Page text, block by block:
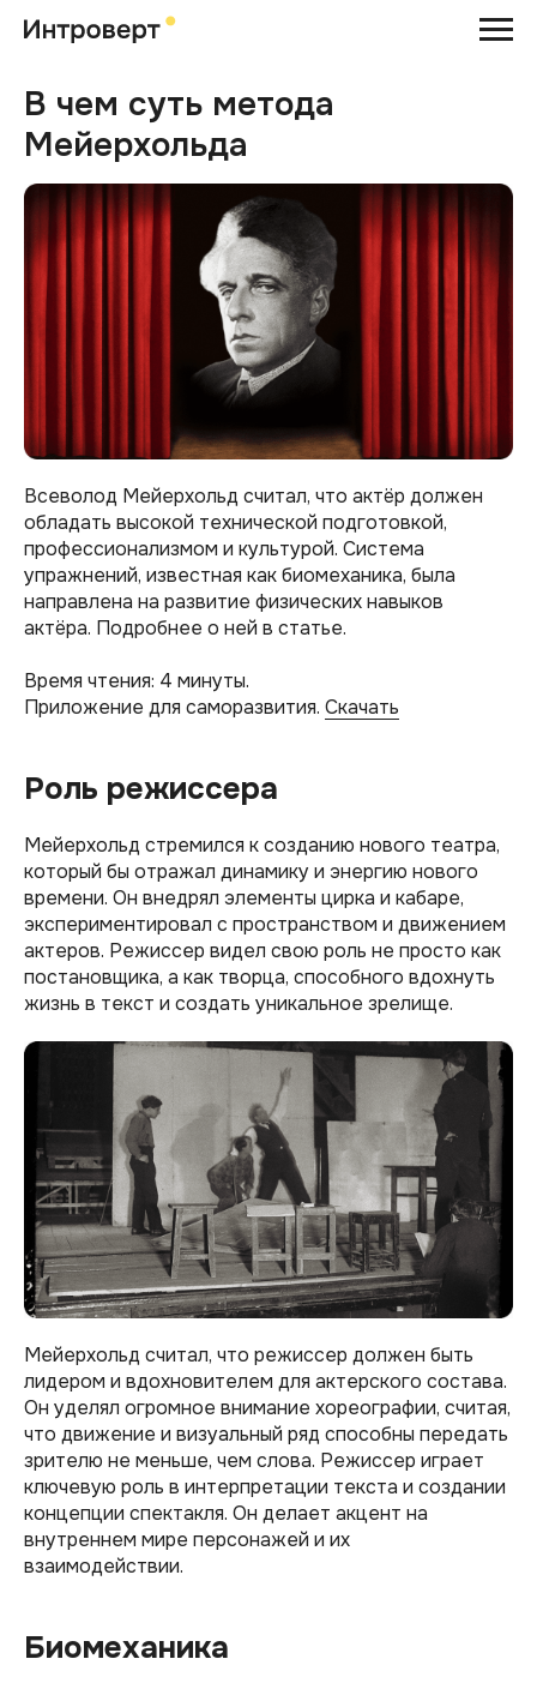
В чем суть метода
Мейерхольда
Всеволод Мейерхольд считал, что актёр должен
обладать высокой технической подготовкой,
профессионализмом и культурой. Система
упражнений, известная как биомеханика, была
направлена на развитие физических навыков
актёра. Подробнее о ней в статье.
Время чтения: 4 минуты.
Приложение для саморазвития. Скачать
Роль режиссера
Мейерхольд стремился к созданию нового театра,
который бы отражал динамику и энергию нового
времени. Он внедрял элементы цирка и кабаре,
экспериментировал с пространством и движением
актеров. Режиссер видел свою роль не просто как
постановщика, а как творца, способного вдохнуть
жизнь в текст и создать уникальное зрелище.
Мейерхольд считал, что режиссер должен быть
лидером и вдохновителем для актерского состава.
Он уделял огромное внимание хореографии, считая,
что движение и визуальный ряд способны передать
зрителю не меньше, чем слова. Режиссер играет
ключевую роль в интерпретации текста и создании
концепции спектакля. Он делает акцент на
внутреннем мире персонажей и их
взаимодействии.
Биомеханика